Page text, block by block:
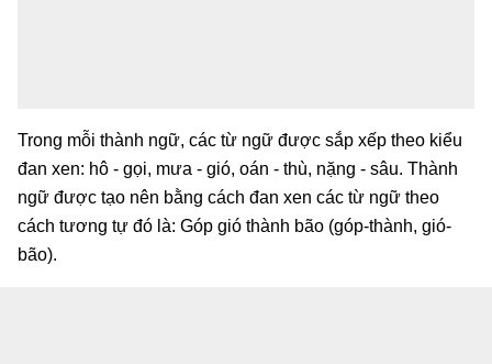
Trong mỗi thành ngữ, các từ ngữ được sắp xếp theo kiểu
đan xen: hô - gọi, mưa - gió, oán - thù, nặng - sâu. Thành
ngữ được tạo nên bằng cách đan xen các từ ngữ theo
cách tương tự đó là: Góp gió thành bão (góp-thành, gió-
bão).